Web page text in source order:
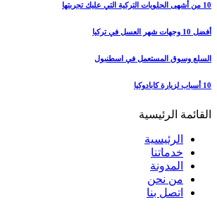
10 من أشهى الحلويات التركية التي عليك تجربتها
أفضل 10 وجهات شهر العسل في تركيا
السلع وسوق المستعمل في اسطنبول
10 أسباب لزيارة كابادوكيا
القائمة الرئيسية
الرئيسية
خدماتنا
المدونة
من نحن
اتصل بنا